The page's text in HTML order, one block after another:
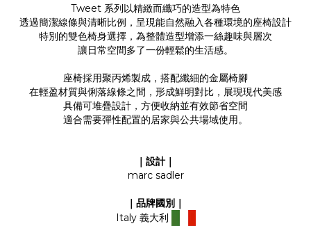
Tweet 系列以精緻而纖巧的造型為特色
透過簡潔線條與清晰比例，呈現能自然融入各種環境的座椅設計
特別的雙色椅身選擇，為整體造型增添一絲趣味與層次
讓日常空間多了一份輕鬆的生活感。
座椅採用聚丙烯製成，搭配纖細的金屬椅腳
在輕盈材質與俐落線條之間，形成鮮明對比，展現現代美感
具備可堆疊設計，方便收納並有效節省空間
適合需要彈性配置的居家與公共場域使用。
｜設計｜
marc sadler
｜品牌國別｜
Italy 義大利